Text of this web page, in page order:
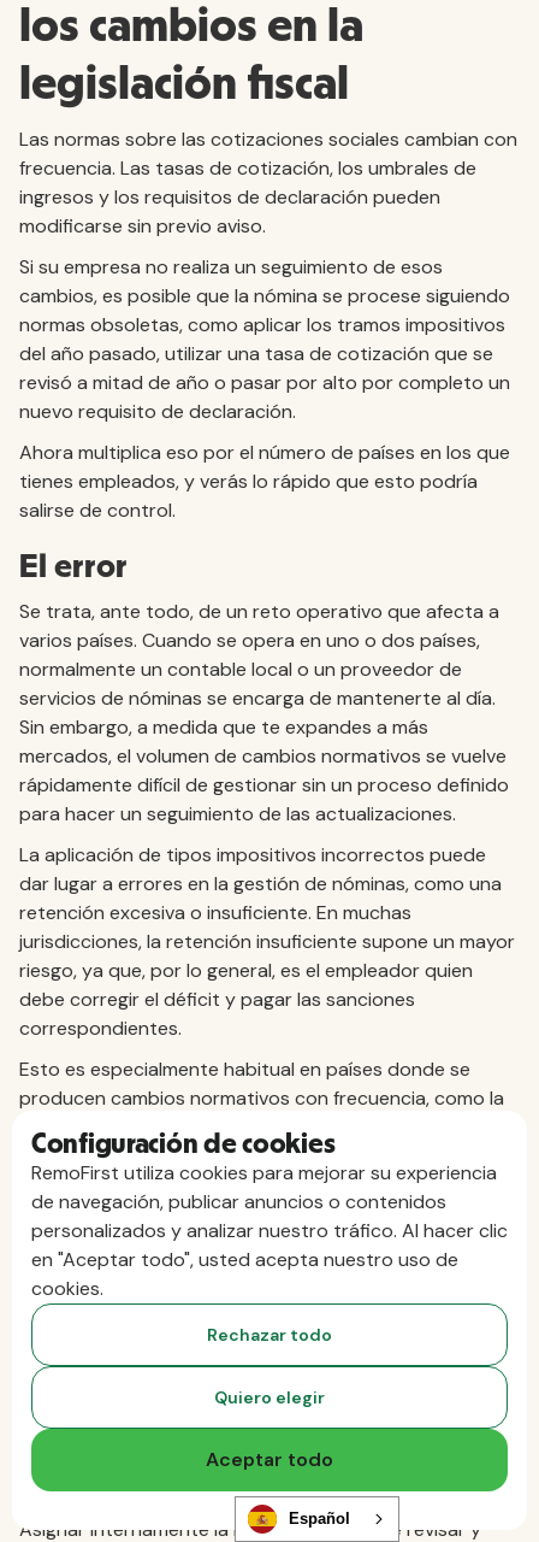
los cambios en la
legislación fiscal
Las normas sobre las cotizaciones sociales cambian con
frecuencia. Las tasas de cotización, los umbrales de
ingresos y los requisitos de declaración pueden
modificarse sin previo aviso.
Si su empresa no realiza un seguimiento de esos
cambios, es posible que la nómina se procese siguiendo
normas obsoletas, como aplicar los tramos impositivos
del año pasado, utilizar una tasa de cotización que se
revisó a mitad de año o pasar por alto por completo un
nuevo requisito de declaración.
Ahora multiplica eso por el número de países en los que
tienes empleados, y verás lo rápido que esto podría
salirse de control.
El error
Se trata, ante todo, de un reto operativo que afecta a
varios países. Cuando se opera en uno o dos países,
normalmente un contable local o un proveedor de
servicios de nóminas se encarga de mantenerte al día.
Sin embargo, a medida que te expandes a más
mercados, el volumen de cambios normativos se vuelve
rápidamente difícil de gestionar sin un proceso definido
para hacer un seguimiento de las actualizaciones.
La aplicación de tipos impositivos incorrectos puede
dar lugar a errores en la gestión de nóminas, como una
retención excesiva o insuficiente. En muchas
jurisdicciones, la retención insuficiente supone un mayor
riesgo, ya que, por lo general, es el empleador quien
debe corregir el déficit y pagar las sanciones
correspondientes.
Esto es especialmente habitual en países donde se
producen cambios normativos con frecuencia, como la
India, donde las modificaciones a nivel federal y estatal
pueden tener lugar en momentos distintos y afectar a
diferentes aspectos del cálculo de las nóminas.
Con el tiempo, un historial de declaraciones inexactas
también puede aumentar el riesgo de ser objeto de una
inspección fiscal. En algunos países, los problemas de
cumplimiento en materia de nóminas pueden afectar a
las operaciones de la empresa, ya que pueden retrasar
la renovación de licencias o limitar la posibilidad de
optar a contratos públicos que exijan una prueba de
cumplimiento fiscal.
Cómo evitarlo
Asignar internamente la responsabilidad de revisar y
Configuración de cookies
RemoFirst utiliza cookies para mejorar su experiencia
de navegación, publicar anuncios o contenidos
personalizados y analizar nuestro tráfico. Al hacer clic
en "Aceptar todo", usted acepta nuestro uso de
cookies.
Rechazar todo
Quiero elegir
Aceptar todo
Español